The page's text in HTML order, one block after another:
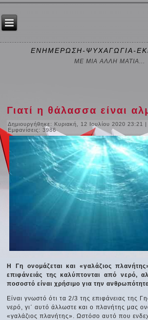
ΕΝΗΜΕΡΩΣΗ-ΨΥΧΑΓΩΓΙΑ-
ΜΕ ΜΙΑ ΑΛΛΗ ΜΑΤΙΑ...
Γιατί η θάλασσα είναι
Δημιουργήθηκε: Κυριακή, 12 Ιουλίου 2020 23:21
Εμφανίσεις: 3986
Η Γη ονομάζεται και «γαλάζιος
επιφάνειάς της καλύπτονται από νερό,
ποσοστό είναι χρήσιμο για την
Είναι γνωστό ότι τα 2/3 της επιφάνειας της
νερό, γι΄ αυτό άλλωστε και ο πλανήτης μας
«γαλάζιος πλανήτης». Ωστόσο αυτό που